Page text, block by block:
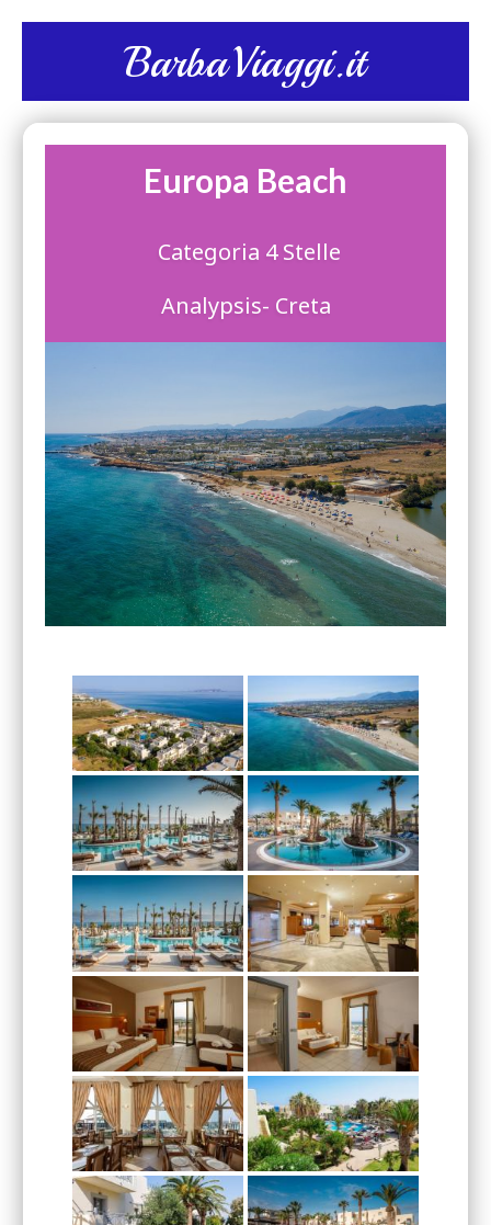
BarbaViaggi.it
Europa Beach
Categoria 4 Stelle
Analypsis- Creta